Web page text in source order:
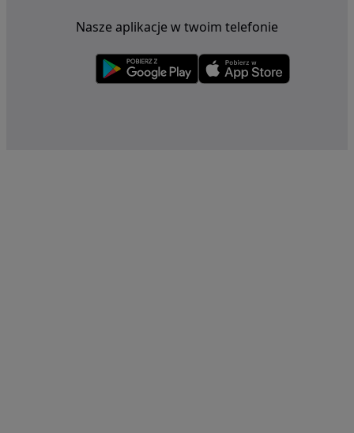
Nasze aplikacje w twoim telefonie